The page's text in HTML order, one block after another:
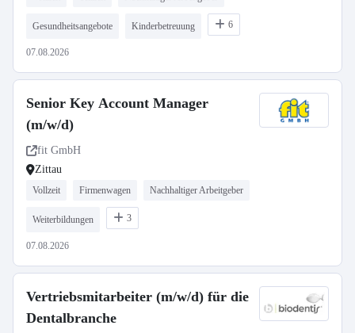
Gesundheitsangebote Kinderbetreuung 6
07.08.2026
Senior Key Account Manager
(m/w/d)
fit GmbH
Zittau
Vollzeit Firmenwagen Nachhaltiger Arbeitgeber
Weiterbildungen 3
07.08.2026
Vertriebsmitarbeiter (m/w/d) für die
Dentalbranche